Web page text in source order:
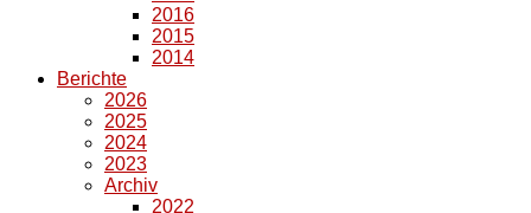
2016
2015
2014
Berichte
2026
2025
2024
2023
Archiv
2022